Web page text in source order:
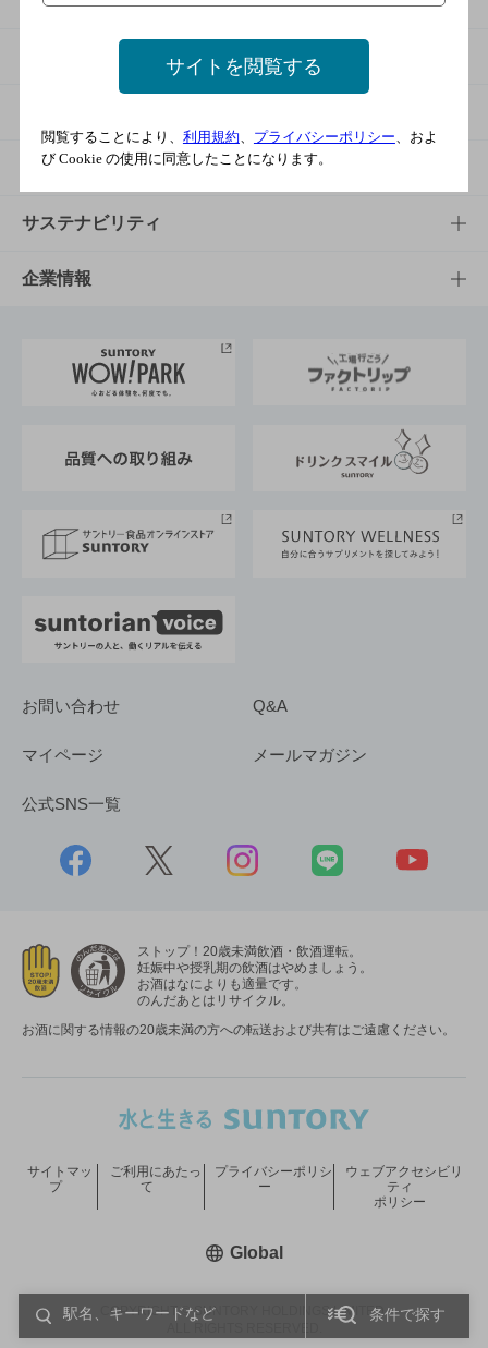
条件で探す
商品一覧
商品発売情報
栄養成分一覧
知る・楽しむTOP
キャンペーン
工場見学
地域情報
文化・スポーツ
文化・スポーツTOP
サントリーホール
サントリーサンバーズ大阪
サステナビリティ
サステナビリティTOP
サントリーが考えるサステナビリティ経営
企業情報
企業概要
採用情報
お問い合わせ Q&A
マイページ メールマガジン
公式SNS一覧
ストップ！20歳未満飲酒・飲酒運転。
妊娠中や授乳期の飲酒はやめましょう。
お酒はなによりも適量です。
のんだあとはリサイクル。
お酒に関する情報の20歳未満の方への転送および共有はご遠慮ください。
COPYRIGHT © SUNTORY HOLDINGS LIMITED.
サイトマッ
プ
ご利用にあたっ
て
プライバシーポリシ
ー
ウェブアクセシビリ
ティ
ポリシー
Global新しいウィンドウで開く
サイトを閲覧する
閲覧することにより、 利用規約 プライバシーポリシー 、およ
び Cookie の使用に同意したことになります。